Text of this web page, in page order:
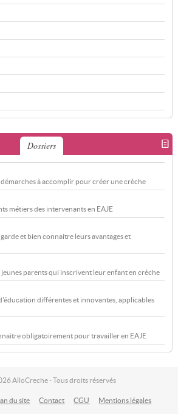
Dossiers
démarches à accomplir pour créer une crèche
métiers des intervenants en EAJE
et bien connaitre leurs avantages et
parents qui inscrivent leur enfant en crèche
différentes et innovantes, applicables
obligatoirement pour travailler en EAJE
AlloCreche - Tous droits réservés
du site Contact CGU Mentions légales